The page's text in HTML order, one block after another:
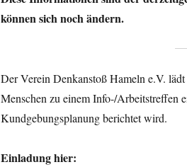
können sich noch ändern.
Der Verein Denkanstoß Hameln e.V.
Menschen zu einem Info-/Arbeitstreffen
Kundgebungsplanung berichtet wird.
Einladung hier: